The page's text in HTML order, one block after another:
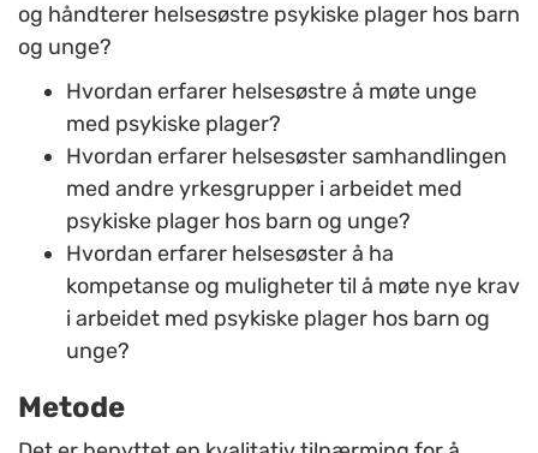
og håndterer helsesøstre psykiske plager hos barn
og unge?
Hvordan erfarer helsesøstre å møte unge
med psykiske plager?
Hvordan erfarer helsesøster samhandlingen
med andre yrkesgrupper i arbeidet med
psykiske plager hos barn og unge?
Hvordan erfarer helsesøster å ha
kompetanse og muligheter til å møte nye krav
i arbeidet med psykiske plager hos barn og
unge?
Metode